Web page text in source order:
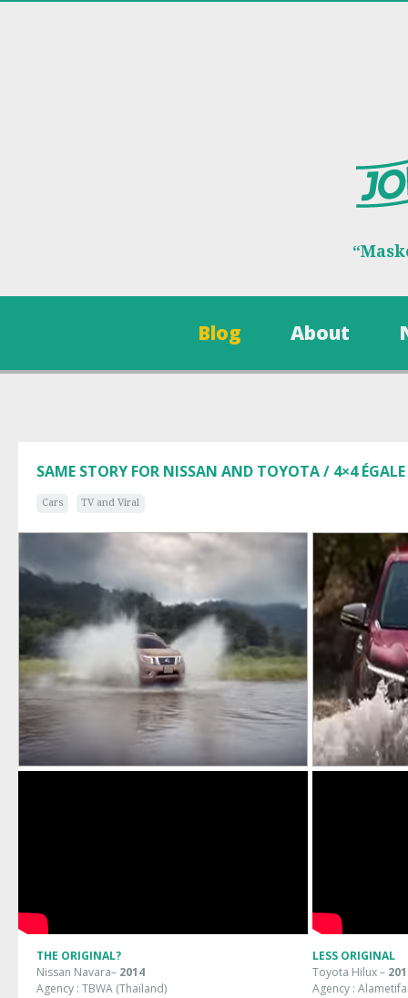
Blog About
SAME STORY FOR NISSAN AND TOYOTA / 4×4 ÉGALE
Cars TV and Viral
THE ORIGINAL?
Nissan Navara– 2014
Agency : TBWA (Thaïland)
LESS ORIGINAL
Toyota Hilux–
Agency :